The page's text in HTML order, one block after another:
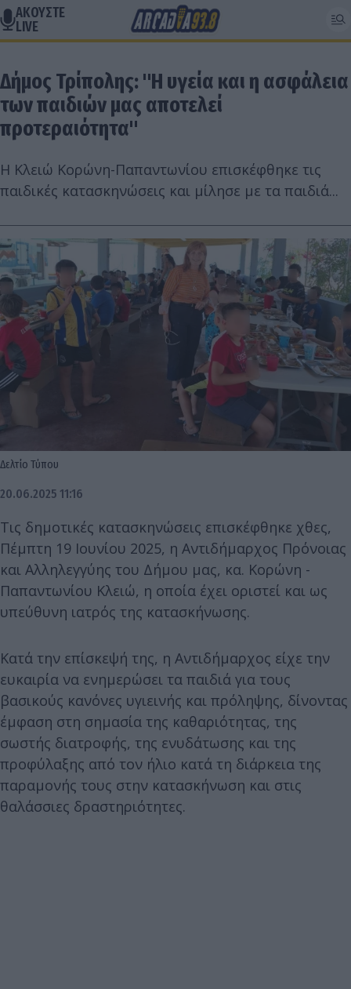
ΑΚΟΥΣΤΕ
LIVE
Δήμος Τρίπολης: "Η υγεία και η ασφάλεια
των παιδιών μας αποτελεί
προτεραιότητα"
H Κλειώ Κορώνη-Παπαντωνίου επισκέφθηκε τις
παιδικές κατασκηνώσεις και μίλησε με τα παιδιά...
Δελτίο Τύπου
20.06.2025 11:16
Τις δημοτικές κατασκηνώσεις επισκέφθηκε χθες,
Πέμπτη 19 Ιουνίου 2025, η Αντιδήμαρχος Πρόνοιας
και Αλληλεγγύης του Δήμου μας, κα. Κορώνη -
Παπαντωνίου Κλειώ, η οποία έχει οριστεί και ως
υπεύθυνη ιατρός της κατασκήνωσης.
Κατά την επίσκεψή της, η Αντιδήμαρχος είχε την
ευκαιρία να ενημερώσει τα παιδιά για τους
βασικούς κανόνες υγιεινής και πρόληψης, δίνοντας
έμφαση στη σημασία της καθαριότητας, της
σωστής διατροφής, της ενυδάτωσης και της
προφύλαξης από τον ήλιο κατά τη διάρκεια της
παραμονής τους στην κατασκήνωση και στις
θαλάσσιες δραστηριότητες.